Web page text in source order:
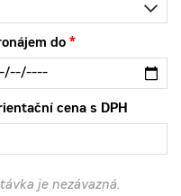
do
cena s DPH
je nezávazná.